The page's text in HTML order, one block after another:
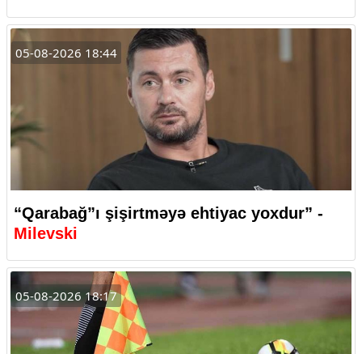
05-08-2026 18:44
“Qarabağ”ı şişirtməyə ehtiyac yoxdur” -
Milevski
05-08-2026 18:17